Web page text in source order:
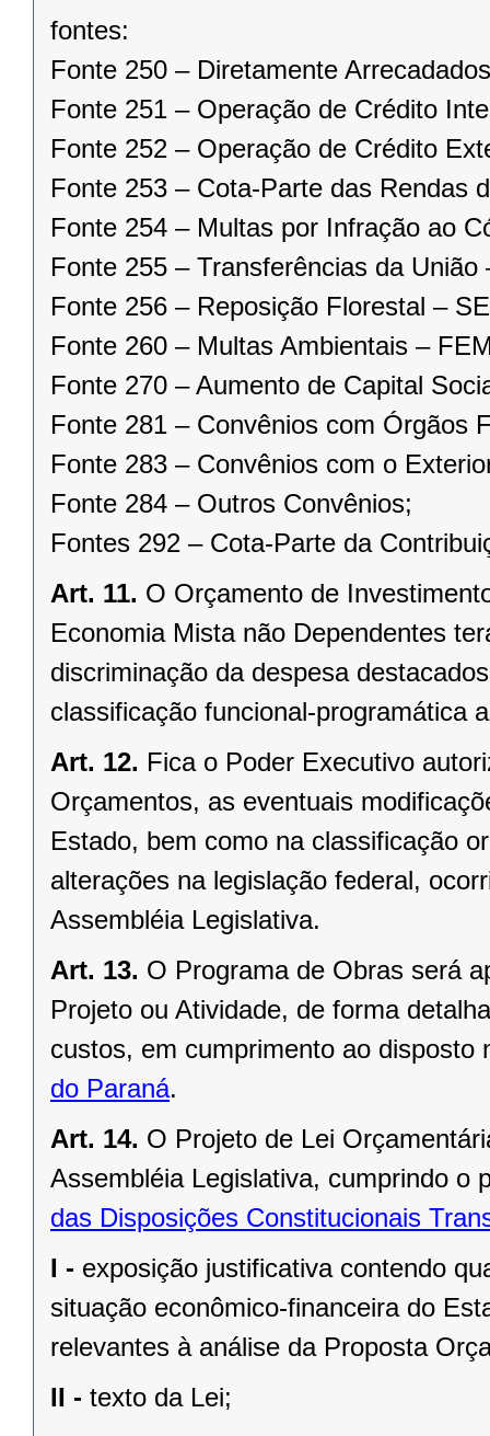
fontes:
Fonte 250 – Diretamente
Fonte 251 – Operação de Crédito
Fonte 252 – Operação de Crédito
Fonte 253 – Cota-Parte das Rendas
Fonte 254 – Multas por Infração ao
Fonte 255 – Transferências da União
Fonte 256 – Reposição Florestal –
Fonte 260 – Multas Ambientais –
Fonte 270 – Aumento de Capital
Fonte 281 – Convênios com Órgãos
Fonte 283 – Convênios com o
Fonte 284 – Outros Convênios;
Fontes 292 – Cota-Parte da
Art. 11. O Orçamento de
Economia Mista não Dependentes
discriminação da despesa
classificação funcional-programática
Art. 12. Fica o Poder Executivo
Orçamentos, as eventuais
Estado, bem como na classificação
alterações na legislação federal,
Assembléia Legislativa.
Art. 13. O Programa de Obras será
Projeto ou Atividade, de forma
custos, em cumprimento ao disposto
do Paraná.
Art. 14. O Projeto de Lei
Assembléia Legislativa, cumprindo o
das Disposições Constitucionais
I - exposição justificativa contendo
situação econômico-financeira do
relevantes à análise da Proposta
II - texto da Lei;